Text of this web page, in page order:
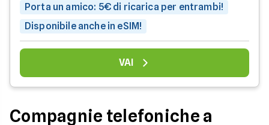
Porta un amico: 5€ di ricarica per entrambi!
Disponibile anche in eSIM!
VAI
Compagnie telefoniche a